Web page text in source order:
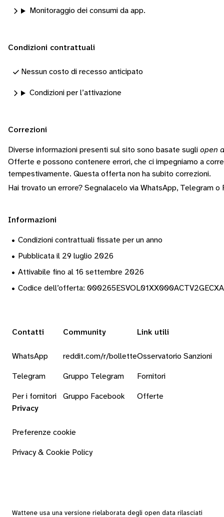
Monitoraggio dei consumi da app.
Condizioni contrattuali
Nessun costo di recesso anticipato
Condizioni per l’attivazione
Correzioni
Diverse informazioni presenti sul sito sono basate sugli open
Offerte e possono contenere errori, che ci impegniamo a
tempestivamente. Questa offerta non ha subito correzioni.
Hai trovato un errore? Segnalacelo via WhatsApp, Telegram o
Informazioni
• Condizioni contrattuali fissate per un anno
• Pubblicata il 29 luglio 2026
• Attivabile fino al 16 settembre 2026
• Codice dell’offerta:
Contatti
WhatsApp
Telegram
Per i fornitori
Community
reddit.com/r/bollette
Gruppo Telegram
Gruppo Facebook
Link utili
Osservatorio Sanzioni
Fornitori
Offerte
Privacy
Preferenze cookie
Privacy & Cookie Policy
Wattene usa una versione rielaborata degli open data rilasciati